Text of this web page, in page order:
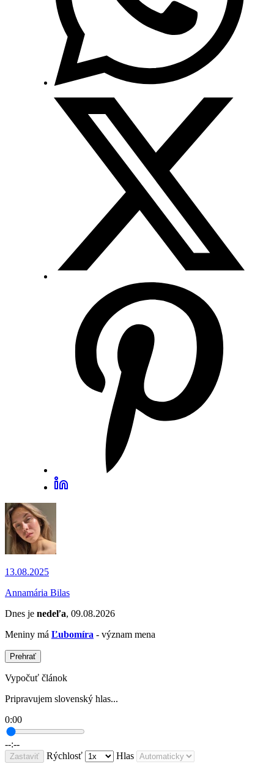
13.08.2025
Annamária Bilas
Dnes je nedeľa, 09.08.2026
Meniny má Ľubomíra - význam mena
Prehrať
Vypočuť článok
Pripravujem slovenský hlas...
0:00
--:--
Zastaviť Rýchlosť Hlas